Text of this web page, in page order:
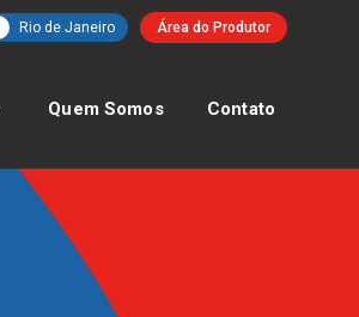
Rio de Janeiro Área do Produtor
Quem Somos Contato